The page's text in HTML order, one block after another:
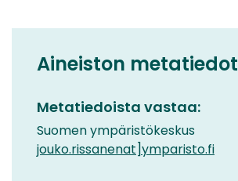
Aineiston metatiedot
Metatiedoista vastaa:
Suomen ympäristökeskus
jouko.rissanenat]ymparisto.fi